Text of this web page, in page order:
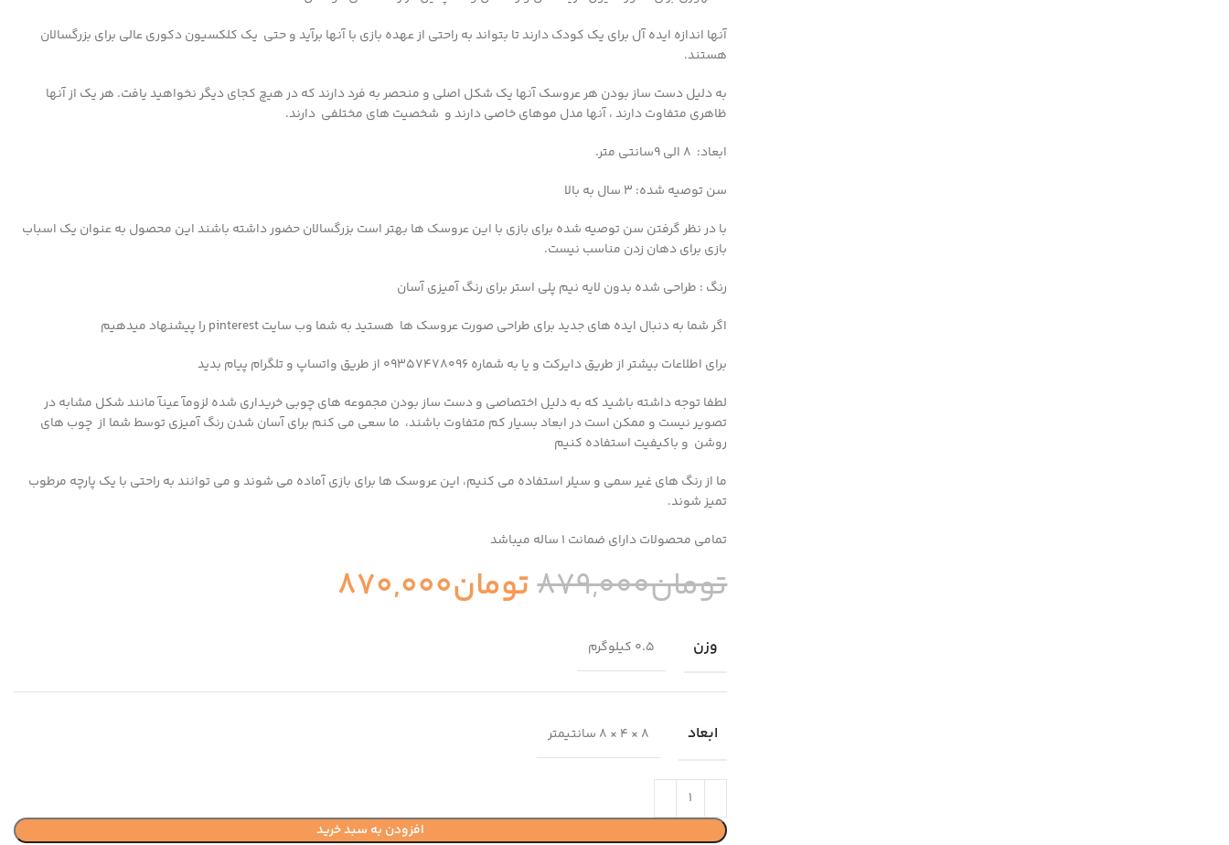
آنها اندازه ایده آل برای یک کودک دارند تا بتواند به راحتی از عهده بازی با آنها برآید و حتی یک کلکسیون دکوری عالی برای بزرگسالان
هستند.
به دلیل دست ساز بودن هر عروسک آنها یک شکل اصلی و منحصر به فرد دارند که در هیچ کجای دیگر نخواهید یافت. هر یک از آنها
ظاهری متفاوت دارند ، آنها مدل موهای خاصی دارند و شخصیت های مختلفی دارند.
ابعاد: 8 الی 9سانتی متر.
سن توصیه شده: 3 سال به بالا
با در نظر گرفتن سن توصیه شده برای بازی با این عروسک ها بهتر است بزرگسالان حضور داشته باشند این محصول به عنوان یک اسباب
بازی برای دهان زدن مناسب نیست.
رنگ : طراحی شده بدون لایه نیم پلی استر برای رنگ آمیزی آسان
اگر شما به دنبال ایده های جدید برای طراحی صورت عروسک ها هستید به شما وب سایت pinterest را پیشنهاد میدهیم
برای اطلاعات بیشتر از طریق دایرکت و یا به شماره 09357478096 از طریق واتساپ و تلگرام پیام بدید
لطفا توجه داشته باشید که به دلیل اختصاصی و دست ساز بودن مجموعه های چوبی خریداری شده لزومآ عینآ مانند شکل مشابه در
تصویر نیست و ممکن است در ابعاد بسیار کم متفاوت باشند، ما سعی می کنم برای آسان شدن رنگ آمیزی توسط شما از چوب های
روشن و باکیفیت استفاده کنیم
ما از رنگ های غیر سمی و سیلر استفاده می کنیم، این عروسک ها برای بازی آماده می شوند و می توانند به راحتی با یک پارچه مرطوب
تمیز شوند.
تمامی محصولات دارای ضمانت ۱ ساله میباشد
تومان879,000تومان870,000
وزن 0.5 کیلوگرم
ابعاد 8 × 4 × 8 سانتیمتر
افزودن به سبد خرید